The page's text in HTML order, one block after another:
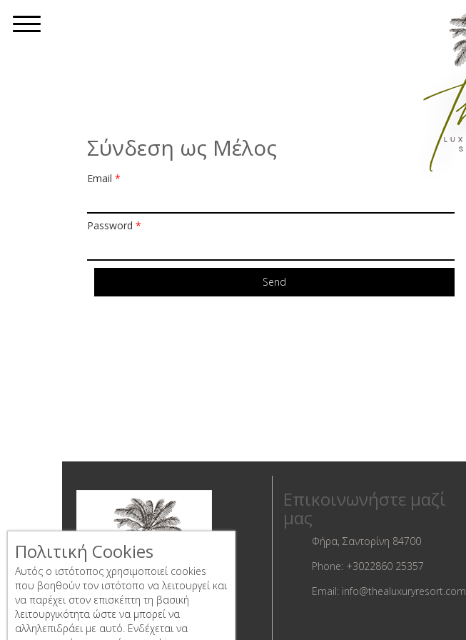
Σύνδεση ως Μέλος
Email *
Password *
Send
Επικοινωνήστε μαζί
μας
Φήρα, Σαντορίνη 84700
Phone: +3022860 25357
Email: info@thealuxuryresort.com
Πολιτική Cookies
Αυτός ο ιστότοπος χρησιμοποιεί cookies
που βοηθούν τον ιστότοπο να λειτουργεί και
να παρέχει στον επισκέπτη τη βασική
λειτουργικότητα ώστε να μπορεί να
αλληλεπιδράει με αυτό. Ενδέχεται να